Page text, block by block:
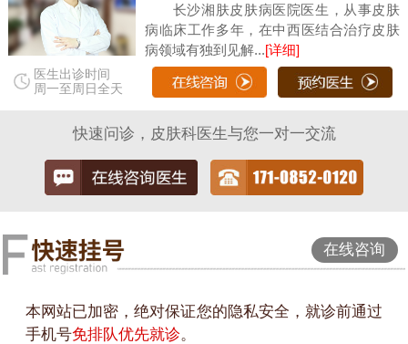
医生出诊时间
周一至周日全天
长沙湘肤皮肤病医院医生，从事皮肤
病临床工作多年，在中西医结合治疗皮肤
病领域有独到见解...[详细]
快速问诊，皮肤科医生与您一对一交流
在线咨询
本网站已加密，绝对保证您的隐私安全，就诊前通过
手机号免排队优先就诊。